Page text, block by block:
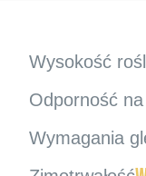
Wysokość
Odporność
Wymagania